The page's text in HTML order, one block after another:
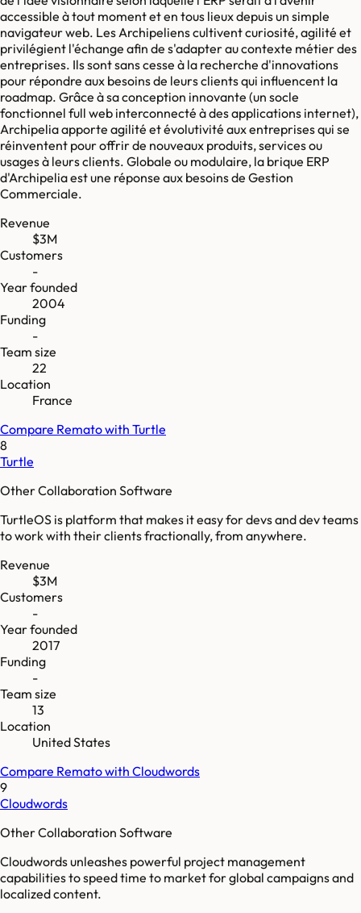
accessible à tout moment et en tous lieux depuis un simple
navigateur web. Les Archipeliens cultivent curiosité, agilité et
privilégient l'échange afin de s'adapter au contexte métier des
entreprises. Ils sont sans cesse à la recherche d'innovations
pour répondre aux besoins de leurs clients qui influencent la
roadmap. Grâce à sa conception innovante (un socle
fonctionnel full web interconnecté à des applications internet),
Archipelia apporte agilité et évolutivité aux entreprises qui se
réinventent pour offrir de nouveaux produits, services ou
usages à leurs clients. Globale ou modulaire, la brique ERP
d'Archipelia est une réponse aux besoins de Gestion
Commerciale.
Revenue
$3M
Customers
-
Year founded
2004
Funding
-
Team size
22
Location
France
Compare Rematowith Turtle
8
Turtle
Other Collaboration Software
TurtleOS is platform that makes it easy for devs and dev teams
to work with their clients fractionally, from anywhere.
Revenue
$3M
Customers
-
Year founded
2017
Funding
-
Team size
13
Location
United States
Compare Rematowith Cloudwords
9
Cloudwords
Other Collaboration Software
Cloudwords unleashes powerful project management
capabilities to speed time to market for global campaigns and
localized content.